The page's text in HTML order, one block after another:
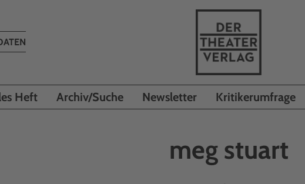
Heft Archiv/Suche Newsletter Kritikerumfrage
meg stuart